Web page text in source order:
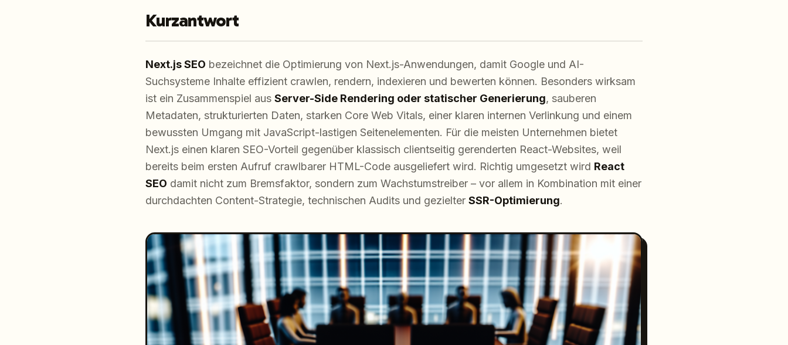
Kurzantwort
Next.js SEO bezeichnet die Optimierung von Next.js-Anwendungen, damit Google und AI-
Suchsysteme Inhalte effizient crawlen, rendern, indexieren und bewerten können. Besonders wirksam
ist ein Zusammenspiel aus Server-Side Rendering oder statischer Generierung, sauberen
Metadaten, strukturierten Daten, starken Core Web Vitals, einer klaren internen Verlinkung und einem
bewussten Umgang mit JavaScript-lastigen Seitenelementen. Für die meisten Unternehmen bietet
Next.js einen klaren SEO-Vorteil gegenüber klassisch clientseitig gerenderten React-Websites, weil
bereits beim ersten Aufruf crawlbarer HTML-Code ausgeliefert wird. Richtig umgesetzt wird React
SEO damit nicht zum Bremsfaktor, sondern zum Wachstumstreiber – vor allem in Kombination mit einer
durchdachten Content-Strategie, technischen Audits und gezielter SSR-Optimierung.